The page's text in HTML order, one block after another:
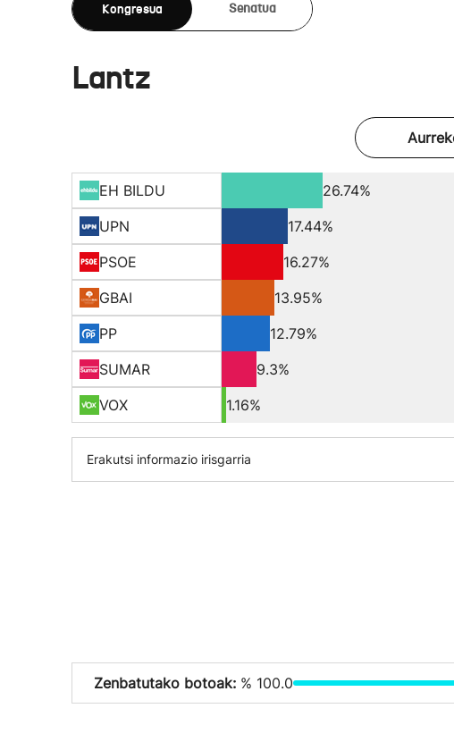
Kongresua Senatua
Lantz
EH BILDU
26.74%
UPN
17.44%
PSOE
16.27%
GBAI
13.95%
PP
12.79%
SUMAR
9.3%
VOX
1.16%
Erakutsi informazio irisgarria
Zenbatutako botoak: % 100.0